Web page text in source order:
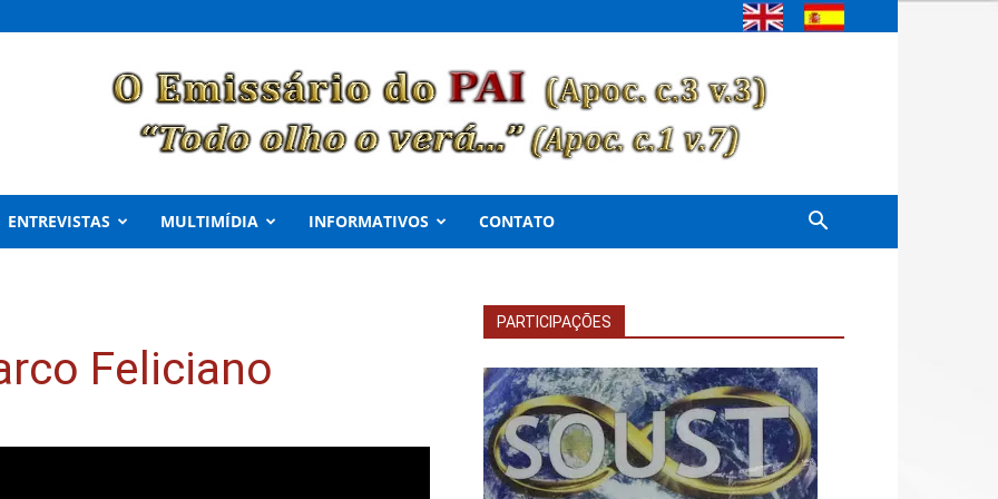
ENTREVISTAS MULTIMÍDIA INFORMATIVOS CONTATO
Feliciano
PARTICIPAÇÕES